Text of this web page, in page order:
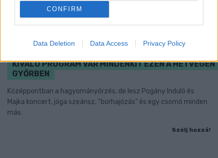
CONFIRM
Data Deletion Data Access Privacy Policy
KIVÁLÓ PROGRAM VÁR MINDENKIT EZEN A HÉTVÉGÉN
GYŐRBEN
Középpontban a hagyományőrzés, de lesz Pogány Induló és
Majka koncert, jóga szeánsz, “borhajózás” és egy csomó minden
más.
Szólj hozzá!